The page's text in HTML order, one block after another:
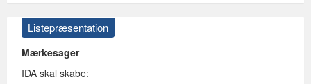
Listepræsentation
Mærkesager
IDA skal skabe: